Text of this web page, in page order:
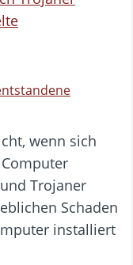
wenn sich
Trojaner
Schaden
installiert